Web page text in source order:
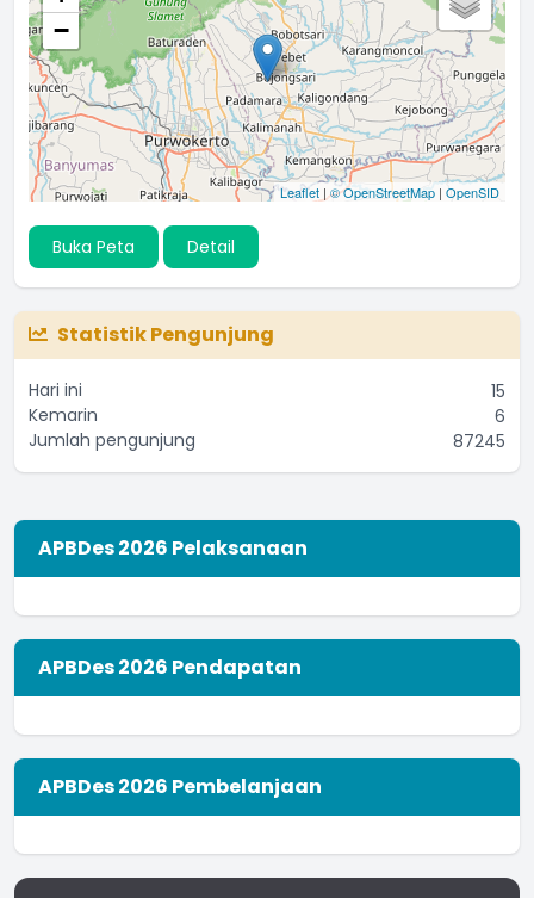
−
Leaflet |© OpenStreetMap | OpenSID
Buka Peta Detail
Statistik Pengunjung
Hari ini
15
Kemarin
6
Jumlah pengunjung
87245
APBDes 2026 Pelaksanaan
APBDes 2026 Pendapatan
APBDes 2026 Pembelanjaan